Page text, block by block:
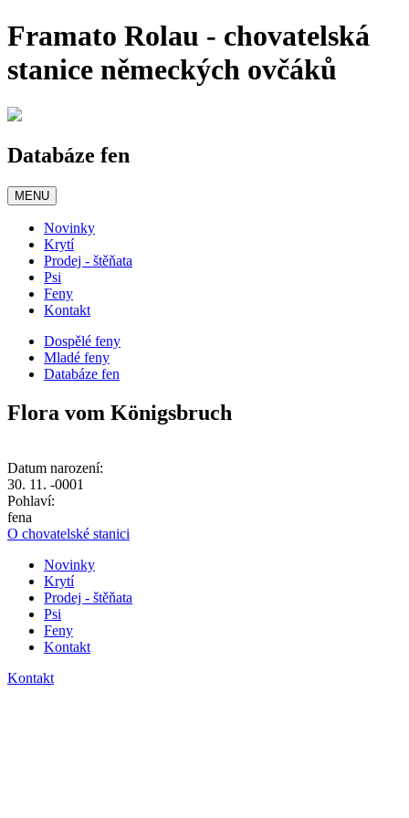
Framato Rolau - chovatelská
stanice německých ovčáků
Databáze fen
MENU
Novinky
Krytí
Prodej - štěňata
Psi
Feny
Kontakt
Dospělé feny
Mladé feny
Databáze fen
Flora vom Königsbruch
Datum narození:
30. 11. -0001
Pohlaví:
fena
O chovatelské stanici
Novinky
Krytí
Prodej - štěňata
Psi
Feny
Kontakt
Kontakt